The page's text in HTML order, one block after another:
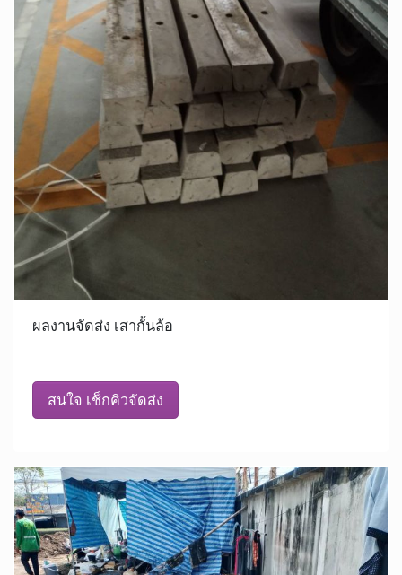
ผลงานจัดส่ง เสากั้นล้อ
สนใจ เช็กคิวจัดส่ง